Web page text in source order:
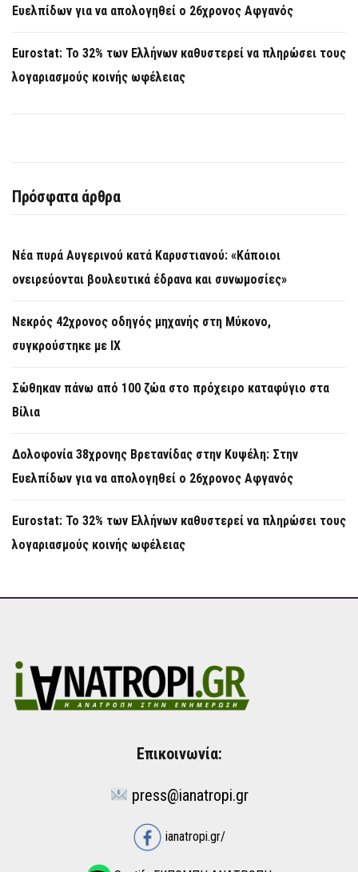
Ευελπίδων για να απολογηθεί ο 26χρονος Αφγανός
Eurostat: Το 32% των Ελλήνων καθυστερεί να πληρώσει τους
λογαριασμούς κοινής ωφέλειας
Πρόσφατα άρθρα
Νέα πυρά Αυγερινού κατά Καρυστιανού: «Κάποιοι
ονειρεύονται βουλευτικά έδρανα και συνωμοσίες»
Νεκρός 42χρονος οδηγός μηχανής στη Μύκονο,
συγκρούστηκε με ΙΧ
Σώθηκαν πάνω από 100 ζώα στο πρόχειρο καταφύγιο στα
Βίλια
Δολοφονία 38χρονης Βρετανίδας στην Κυψέλη: Στην
Ευελπίδων για να απολογηθεί ο 26χρονος Αφγανός
Eurostat: Το 32% των Ελλήνων καθυστερεί να πληρώσει τους
λογαριασμούς κοινής ωφέλειας
Επικοινωνία:
press@ianatropi.gr
ianatropi.gr/